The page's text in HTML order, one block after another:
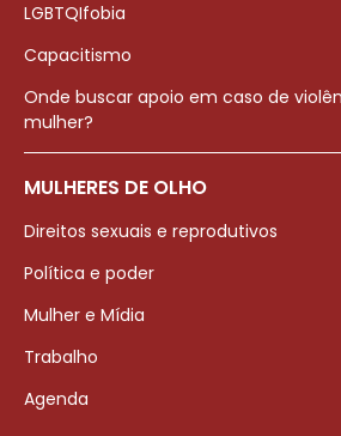
LGBTQIfobia
Capacitismo
Onde buscar apoio em caso de
mulher?
MULHERES DE OLHO
Direitos sexuais e reprodutivos
Política e poder
Mulher e Mídia
Trabalho
Agenda